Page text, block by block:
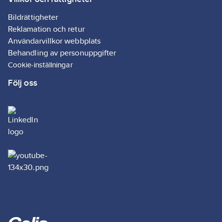
stöder kommunikation
åt båda håll.
Artikelnr: 71813758
Lev. artikelnr: 14269
Ean
artikelnr:
7330985142697
Bildrättigheter
Reklamation och retur
Användarvillkor webbplats
Behandling av personuppgifter
Cookie-inställningar
Följ oss